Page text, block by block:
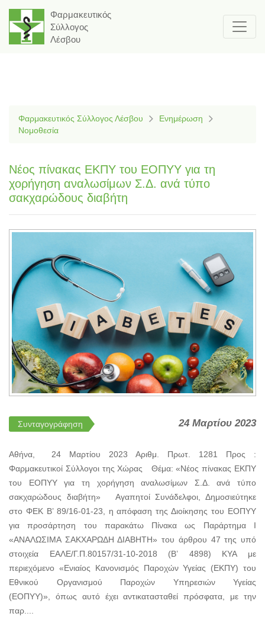
Φαρμακευτικός
Σύλλογος
Λέσβου
Φαρμακευτικός Σύλλογος Λέσβου
Ενημέρωση
Νομοθεσία
Νέος πίνακας ΕΚΠΥ του ΕΟΠΥΥ για τη
χορήγηση αναλωσίμων Σ.Δ. ανά τύπο
σακχαρώδους διαβήτη
Συνταγογράφηση 24 Μαρτίου 2023
Αθήνα, 24 Μαρτίου 2023 Αριθμ. Πρωτ. 1281 Προς :
Φαρμακευτικοί Σύλλογοι της Χώρας Θέμα: «Νέος πίνακας ΕΚΠΥ
του ΕΟΠΥΥ για τη χορήγηση αναλωσίμων Σ.Δ. ανά τύπο
σακχαρώδους διαβήτη» Αγαπητοί Συνάδελφοι, Δημοσιεύτηκε
στο ΦΕΚ Β’ 89/16-01-23, η απόφαση της Διοίκησης του ΕΟΠΥΥ
για προσάρτηση του παρακάτω Πίνακα ως Παράρτημα Ι
«ΑΝΑΛΩΣΙΜΑ ΣΑΚΧΑΡΩΔΗ ΔΙΑΒΗΤΗ» του άρθρου 47 της υπό
στοιχεία ΕΑΛΕ/Γ.Π.80157/31-10-2018 (Β’ 4898) ΚΥΑ με
περιεχόμενο «Ενιαίος Κανονισμός Παροχών Υγείας (ΕΚΠΥ) του
Εθνικού Οργανισμού Παροχών Υπηρεσιών Υγείας
(ΕΟΠΥΥ)», όπως αυτό έχει αντικατασταθεί πρόσφατα, με την
παρ....